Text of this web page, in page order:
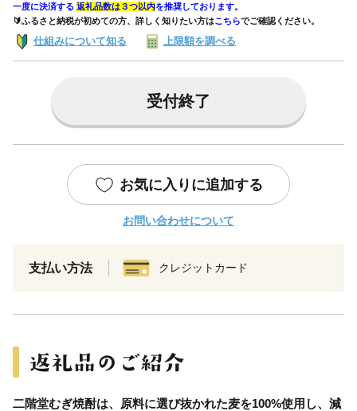
一度に決済する 返礼品数は３つ以内を推奨しております。
🔰ふるさと納税が初めての方、詳しく知りたい方はこちらでご確認ください。
仕組みについて知る 上限額を調べる
受付終了
お気に入りに追加する
お問い合わせについて
支払い方法 クレジットカード
二階堂むぎ焼酎は、原料に選び抜かれた麦を100%使用し、減